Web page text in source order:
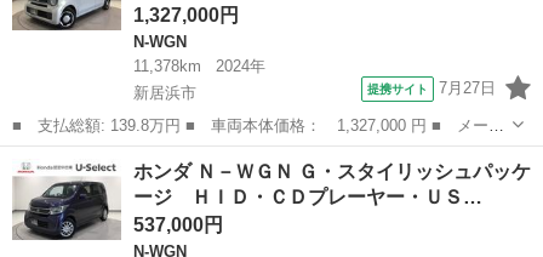
1,327,000円
N-WGN
11,378km
2024年
新居浜市
提携サイト 7月27日
■ 支払総額: 139.8万円 ■ 車両本体価格： 1,327,000 円 ■ メーカ
ー名： ホンダ ■ 車種名： Ｎ－ＷＧＮ ■ グレード名： Ｌ デ
モカーＵＰ・フルセグ・メモリナビ・バックカメラ・シートヒータ
ー・スマー...
愛媛 N-WGN
ホンダ Ｎ－ＷＧＮ Ｇ・スタイリッシュパッケ
ージ ＨＩＤ・ＣＤプレーヤー・ＵＳ…
537,000円
N-WGN